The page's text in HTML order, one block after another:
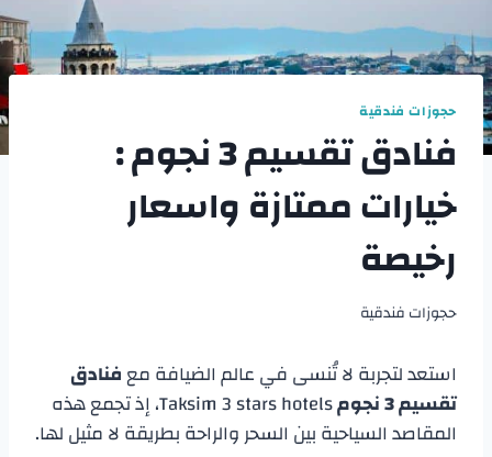
حجوزات فندقية
فنادق تقسيم 3 نجوم :
خيارات ممتازة واسعار
رخيصة
حجوزات فندقية
استعد لتجربة لا تُنسى في عالم الضيافة معفنادق
تقسيم 3 نجوم
Taksim 3 stars hotels، إذ تجمع هذه
المقاصد السياحية بين السحر والراحة بطريقة لا مثيل لها.